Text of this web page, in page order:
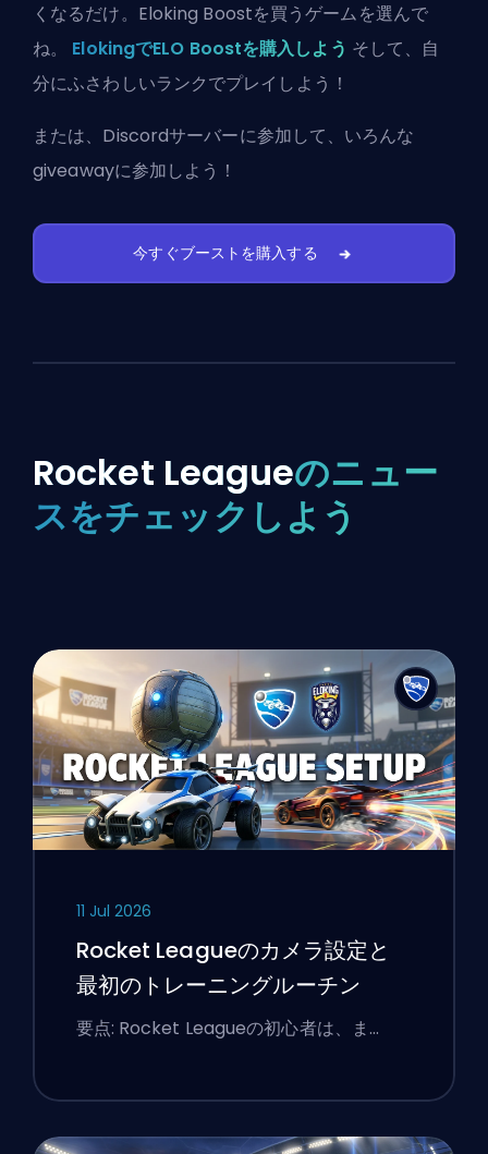
くなるだけ。Eloking Boostを買うゲームを選んで
ね。 ElokingでELO Boostを購入しよう そして、自
分にふさわしいランクでプレイしよう！
または、 Discordサーバーに参加して、いろんな
giveawayに参加しよう！
今すぐブーストを購入する
Rocket Leagueのニュー
スをチェックしよう
11 Jul 2026
Rocket Leagueのカメラ設定と
最初のトレーニングルーチン
要点: Rocket Leagueの初心者は、ま…